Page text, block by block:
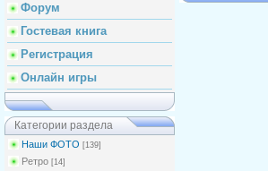
Форум
Гостевая книга
Регистрация
Онлайн игры
Категории раздела
Наши ФОТО [139]
Ретро [14]